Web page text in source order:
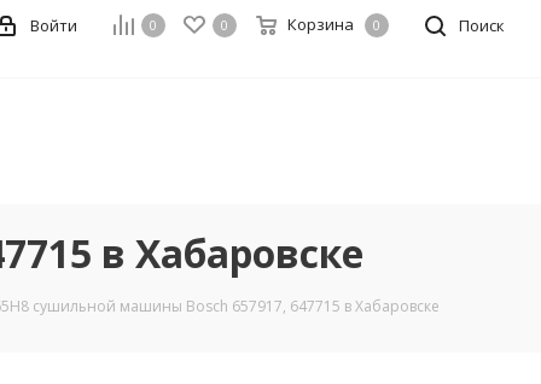
Поиск
0 0 Корзина 0
Войти
в Хабаровске
сушильной машины Bosch 657917, 647715 в Хабаровске